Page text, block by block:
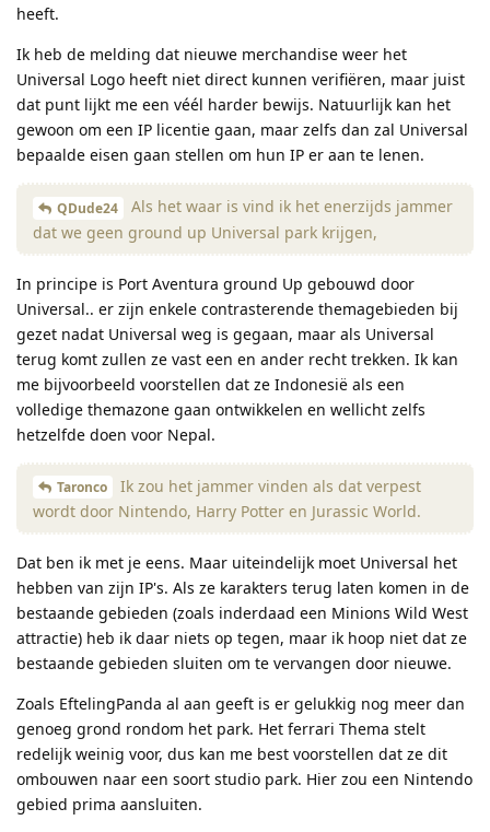
heeft.
Ik heb de melding dat nieuwe merchandise weer het
Universal Logo heeft niet direct kunnen verifiëren, maar juist
dat punt lijkt me een véél harder bewijs. Natuurlijk kan het
gewoon om een IP licentie gaan, maar zelfs dan zal Universal
bepaalde eisen gaan stellen om hun IP er aan te lenen.
QDude24
Als het waar is vind ik het enerzijds jammer
dat we geen ground up Universal park krijgen,
In principe is Port Aventura ground Up gebouwd door
Universal.. er zijn enkele contrasterende themagebieden bij
gezet nadat Universal weg is gegaan, maar als Universal
terug komt zullen ze vast een en ander recht trekken. Ik kan
me bijvoorbeeld voorstellen dat ze Indonesië als een
volledige themazone gaan ontwikkelen en wellicht zelfs
hetzelfde doen voor Nepal.
Taronco
Ik zou het jammer vinden als dat verpest
wordt door Nintendo, Harry Potter en Jurassic World.
Dat ben ik met je eens. Maar uiteindelijk moet Universal het
hebben van zijn IP's. Als ze karakters terug laten komen in de
bestaande gebieden (zoals inderdaad een Minions Wild West
attractie) heb ik daar niets op tegen, maar ik hoop niet dat ze
bestaande gebieden sluiten om te vervangen door nieuwe.
Zoals EftelingPanda al aan geeft is er gelukkig nog meer dan
genoeg grond rondom het park. Het ferrari Thema stelt
redelijk weinig voor, dus kan me best voorstellen dat ze dit
ombouwen naar een soort studio park. Hier zou een Nintendo
gebied prima aansluiten.